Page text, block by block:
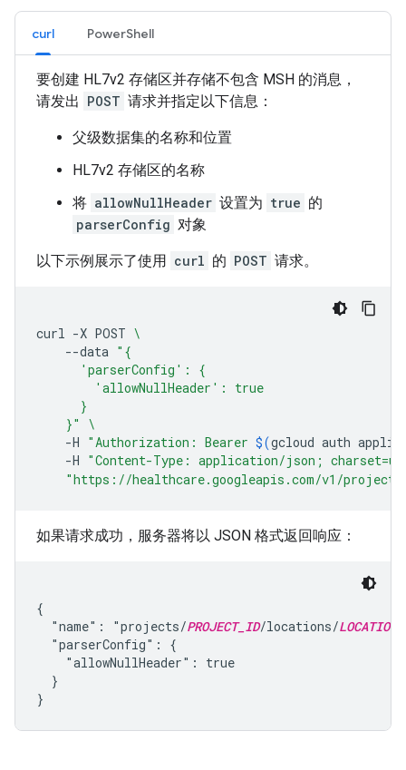
curl PowerShell
要创建 HL7v2 存储区并存储不包含 MSH 的消息，
请发出 POST 请求并指定以下信息：
父级数据集的名称和位置
HL7v2 存储区的名称
将 allowNullHeader 设置为 true 的
parserConfig 对象
以下示例展示了使用 curl 的 POST 请求。
curl -X POST \
--data "{
      'parserConfig': {
        'allowNullHeader': true
      }
    }"
\
-H "Authorization: Bearer $(gcloud auth
-H "Content-Type: application/json;
"https://healthcare.googleapis.com/v1/
如果请求成功，服务器将以 JSON 格式返回响应：
{
  "name": "projects/
PROJECT_ID/locations/LOCATION
  "parserConfig": {
    "allowNullHeader": true
  }